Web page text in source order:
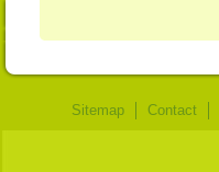
Sitemap Contact